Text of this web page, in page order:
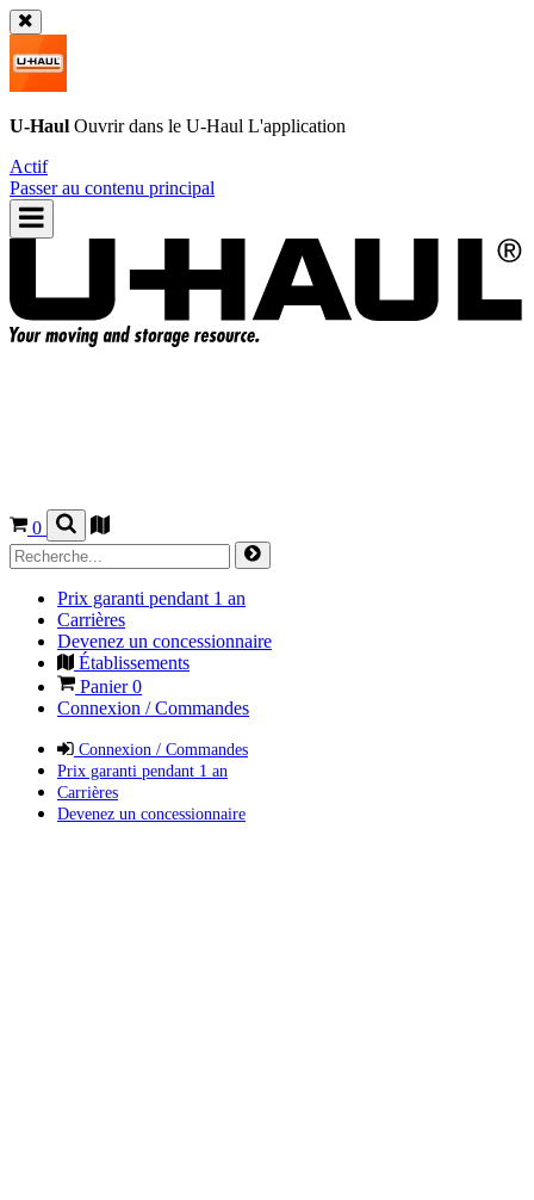
U-Haul Ouvrir dans le U-Haul L'application
Actif
Passer au contenu principal
0
Prix garanti pendant 1 an
Carrières
Devenez un concessionnaire
Établissements
Panier0
Connexion / Commandes
Connexion / Commandes
Prix garanti pendant 1 an
Carrières
Devenez un concessionnaire